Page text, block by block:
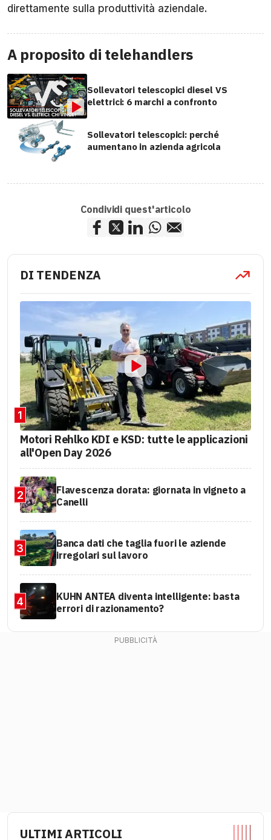
direttamente sulla produttività aziendale.
A proposito di telehandlers
Sollevatori telescopici diesel VS
elettrici: 6 marchi a confronto
Sollevatori telescopici: perché
aumentano in azienda agricola
Condividi quest'articolo
DI TENDENZA
1
Motori Rehlko KDI e KSD: tutte le applicazioni
all'Open Day 2026
2
Flavescenza dorata: giornata in vigneto a
Canelli
3
Banca dati che taglia fuori le aziende
irregolari sul lavoro
4
KUHN ANTEA diventa intelligente: basta
errori di razionamento?
ULTIMI ARTICOLI